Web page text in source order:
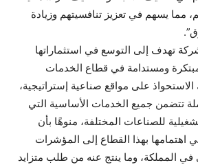
مما يسهم في تعزيز تنافسيتهم وزيادة
تهدف إلى التوسع في استثماراتها
ومستدامة في قطاع الخدمات
على مواقع صناعية إستراتيجية،
تتضمن جميع الخدمات الأساسية التي
للصناعات المختلفة، منوهًا بأن
في اهتمامها بهذا القطاع إلى المؤشرات
في المملكة، وما ينتج عنه من طلب متزايد